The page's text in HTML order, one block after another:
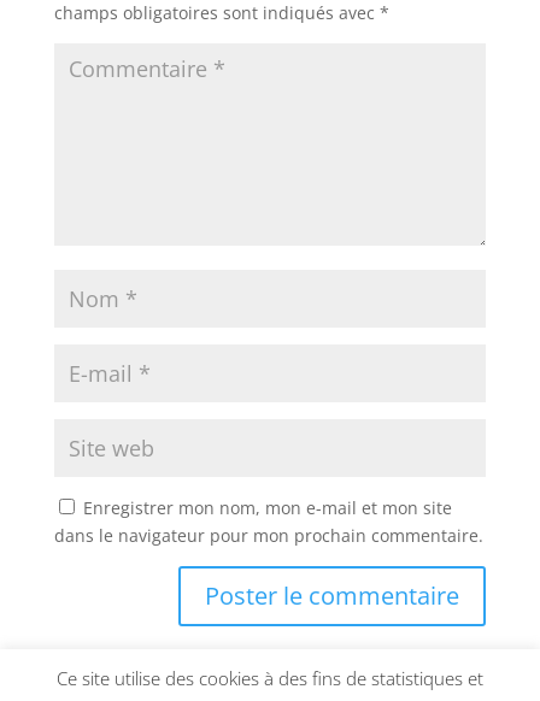
champs obligatoires sont indiqués avec *
Enregistrer mon nom, mon e-mail et mon site
dans le navigateur pour mon prochain commentaire.
Ce site utilise des cookies à des fins de statistiques et